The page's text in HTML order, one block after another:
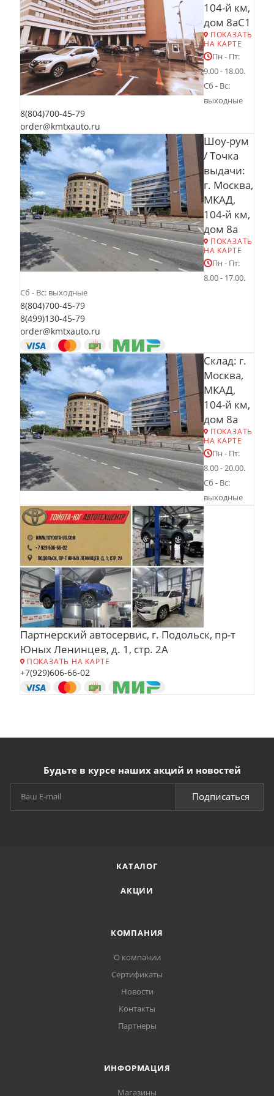
104-й км,
дом 8аС1
ПОКАЗАТЬ
НА КАРТЕ
Пн - Пт:
9.00 - 18.00.
Сб - Вс:
выходные
8(804)700-45-79
order@kmtxauto.ru
Шоу-рум
/ Точка
выдачи:
г. Москва,
МКАД,
104-й км,
дом 8а
ПОКАЗАТЬ
НА КАРТЕ
Пн - Пт:
8.00 - 17.00.
Сб - Вс: выходные
8(804)700-45-79
8(499)130-45-79
order@kmtxauto.ru
Склад: г.
Москва,
МКАД,
104-й км,
дом 8а
ПОКАЗАТЬ
НА КАРТЕ
Пн - Пт:
8.00 - 20.00.
Сб - Вс:
выходные
Партнерский автосервис, г. Подольск, пр-т
Юных Ленинцев, д. 1, стр. 2А
ПОКАЗАТЬ НА КАРТЕ
+7(929)606-66-02
Будьте в курсе наших акций и новостей
Подписаться
КАТАЛОГ
АКЦИИ
КОМПАНИЯ
О компании
Сертификаты
Новости
Контакты
Партнеры
ИНФОРМАЦИЯ
Магазины